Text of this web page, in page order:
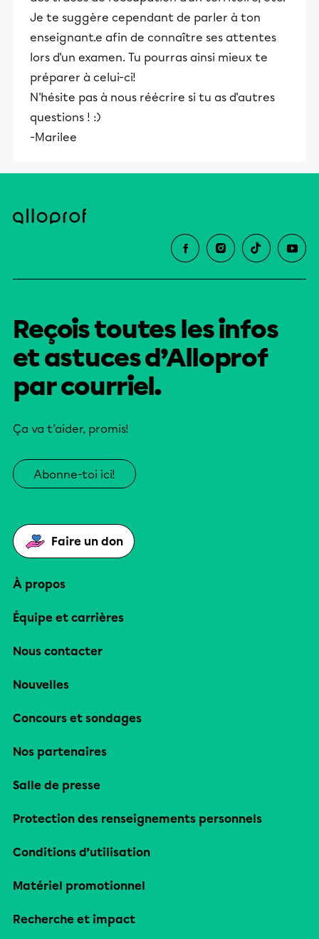
Je te suggère cependant de parler à ton
enseignant.e afin de connaître ses attentes
lors d'un examen. Tu pourras ainsi mieux te
préparer à celui-ci!
N'hésite pas à nous réécrire si tu as d'autres
questions ! :)
-Marilee
Reçois toutes les infos
et astuces d’Alloprof
par courriel.
Ça va t’aider, promis!
Abonne-toi ici!
Faire un don
À propos
Équipe et carrières
Nous contacter
Nouvelles
Concours et sondages
Nos partenaires
Salle de presse
Protection des renseignements personnels
Conditions d’utilisation
Matériel promotionnel
Recherche et impact